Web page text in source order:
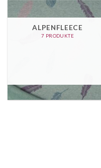
ALPENFLEECE
7 PRODUKTE